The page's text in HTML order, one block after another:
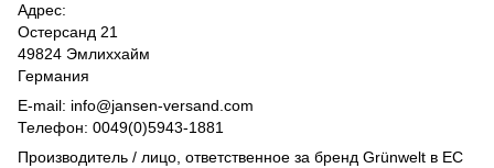
Адрес:
Остерсанд 21
49824 Эмлиххайм
Германия
E-mail: info@jansen-versand.com
Телефон: 0049(0)5943-1881
Производитель / лицо, ответственное за бренд Grünwelt в ЕС